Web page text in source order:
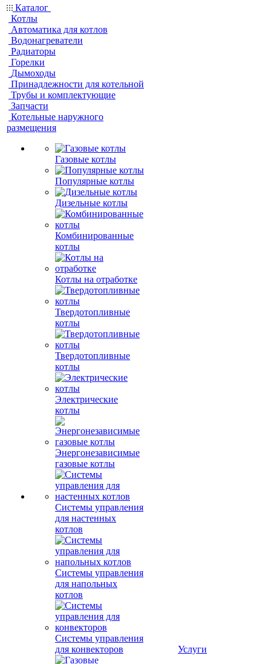
Каталог
Котлы
Автоматика для котлов
Водонагреватели
Радиаторы
Горелки
Дымоходы
Принадлежности для котельной
Трубы и комплектующие
Запчасти
Котельные наружного
размещения
Газовые котлы
Популярные котлы
Дизельные котлы
Комбинированные
котлы
Котлы на отработке
Твердотопливные
котлы
Твердотопливные
котлы
Электрические
котлы
Энергонезависимые
газовые котлы
Системы управления
для настенных
котлов
Системы управления
для напольных
котлов
Системы управления
для конвекторов
Услуги